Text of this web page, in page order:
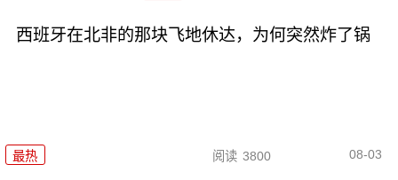
西班牙在北非的那块飞地休达，为何突然炸了锅
最热 阅读 3800 08-03